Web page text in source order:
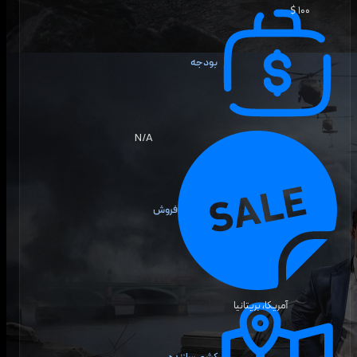
بودجه
۱۰۰ $
فروش
N/A
آمریکا، بریتانیا